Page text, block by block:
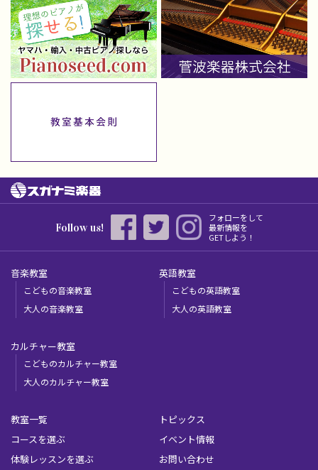
Follow us!
フォローをして
最新情報を
GETしよう！
音楽教室
こどもの音楽教室
大人の音楽教室
英語教室
こどもの英語教室
大人の英語教室
カルチャー教室
こどものカルチャー教室
大人のカルチャー教室
教室一覧
コースを選ぶ
体験レッスンを選ぶ
トピックス
イベント情報
お問い合わせ